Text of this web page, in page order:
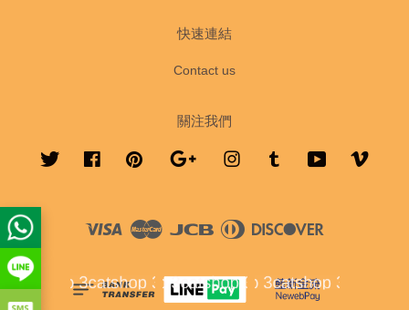
快速連結
Contact us
關注我們
Twitter FacebookPinterest Google InstagramTumblr YouTube
Visa Master JCB
Diners